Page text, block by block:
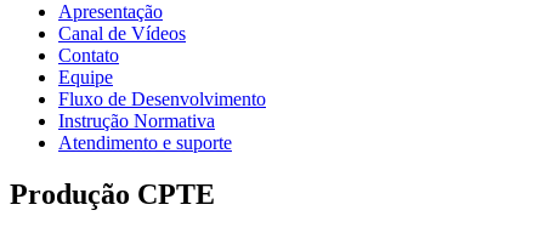
Apresentação
Canal de Vídeos
Contato
Equipe
Fluxo de Desenvolvimento
Instrução Normativa
Atendimento e suporte
Produção CPTE